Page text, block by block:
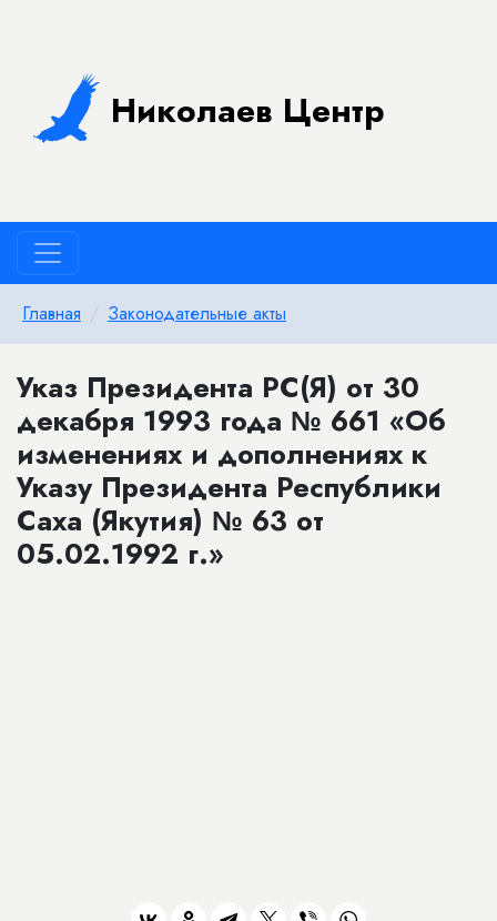
Николаев Центр
Главная Законодательные акты
Указ Президента РС(Я) от 30
декабря 1993 года № 661 «Об
изменениях и дополнениях к
Указу Президента Республики
Саха (Якутия) № 63 от
05.02.1992 г.»